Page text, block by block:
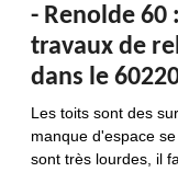
- Renolde
travaux de
dans le
Les toits sont des
manque d'espace
sont très lourdes, il